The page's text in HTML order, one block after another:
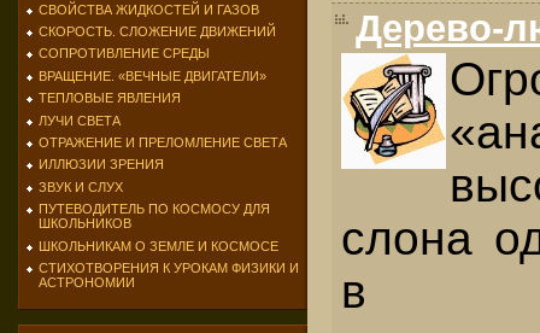
СВОЙСТВА ЖИДКОСТЕЙ И ГАЗОВ
СКОРОСТЬ. СЛОЖЕНИЕ ДВИЖЕНИЙ
СОПРОТИВЛЕНИЕ СРЕДЫ
ВРАЩЕНИЕ. «ВЕЧНЫЕ ДВИГАТЕЛИ»
ТЕПЛОВЫЕ ЯВЛЕНИЯ
ЛУЧИ СВЕТА
ОТРАЖЕНИЕ И ПРЕЛОМЛЕНИЕ СВЕТА
ИЛЛЮЗИИ ЗРЕНИЯ
ЗВУК И СЛУХ
ПУТЕВОДИТЕЛЬ ПО КОСМОСУ ДЛЯ
ШКОЛЬНИКОВ
ШКОЛЬНИКАМ О ЗЕМЛЕ И КОСМОСЕ
СТИХОТВОРЕНИЯ К УРОКАМ ФИЗИКИ И
АСТРОНОМИИ
Дерево-
слона
в